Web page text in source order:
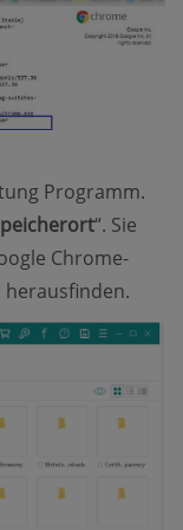
Programm.
“. Sie
Chrome-